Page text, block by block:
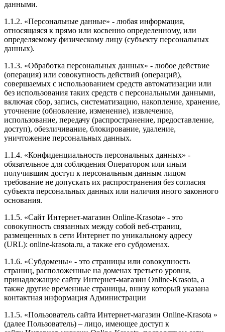
данными.
1.1.2. «Персональные данные» - любая информация,
относящаяся к прямо или косвенно определенному, или
определяемому физическому лицу (субъекту персональных
данных).
1.1.3. «Обработка персональных данных» - любое действие
(операция) или совокупность действий (операций),
совершаемых с использованием средств автоматизации или
без использования таких средств с персональными данными,
включая сбор, запись, систематизацию, накопление, хранение,
уточнение (обновление, изменение), извлечение,
использование, передачу (распространение, предоставление,
доступ), обезличивание, блокирование, удаление,
уничтожение персональных данных.
1.1.4. «Конфиденциальность персональных данных» -
обязательное для соблюдения Оператором или иным
получившим доступ к персональным данным лицом
требование не допускать их распространения без согласия
субъекта персональных данных или наличия иного законного
основания.
1.1.5. «Сайт Интернет-магазин Online-Krasota» - это
совокупность связанных между собой веб-страниц,
размещенных в сети Интернет по уникальному адресу
(URL): online-krasota.ru, а также его субдоменах.
1.1.6. «Субдомены» - это страницы или совокупность
страниц, расположенные на доменах третьего уровня,
принадлежащие сайту Интернет-магазин Online-Krasota, а
также другие временные страницы, внизу который указана
контактная информация Администрации
1.1.5. «Пользователь сайта Интернет-магазин Online-Krasota »
(далее Пользователь) – лицо, имеющее доступ к